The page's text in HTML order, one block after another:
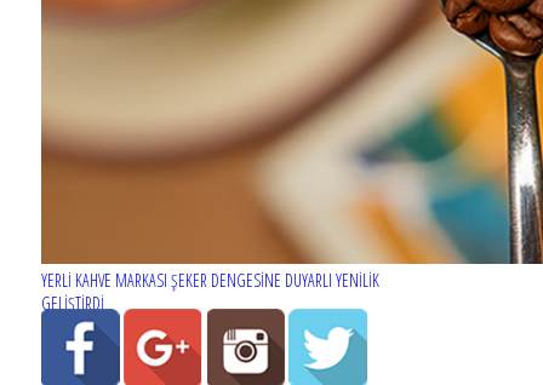
YERLİ KAHVE MARKASI ŞEKER DENGESİNE DUYARLI YENİLİK
GELİŞTİRDİ